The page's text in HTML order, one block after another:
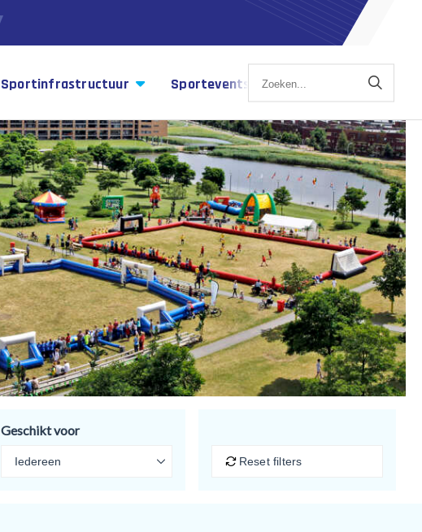
Sportinfrastructuur Sportevents Sportagenda
Geschikt voor
Reset filters